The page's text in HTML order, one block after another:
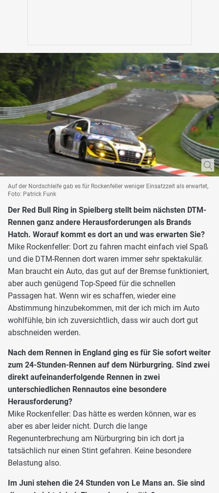
Auf der Nordschleife gab es für Rockenfeller weniger Einsatzzeit als erwartet,
Foto: Patrick Funk
Der Red Bull Ring in Spielberg stellt beim nächsten DTM-
Rennen ganz andere Herausforderungen als Brands
Hatch. Worauf kommt es dort an und was erwarten Sie?
Mike Rockenfeller: Dort zu fahren macht einfach viel Spaß
und die DTM-Rennen dort waren immer sehr spektakulär.
Man braucht ein Auto, das gut auf der Bremse funktioniert,
aber auch genügend Top-Speed für die schnellen
Passagen hat. Wenn wir es schaffen, wieder eine
Abstimmung hinzubekommen, mit der ich mich im Auto
wohlfühle, bin ich zuversichtlich, dass wir auch dort gut
abschneiden werden.
Nach dem Rennen in England ging es für Sie sofort weiter
zum 24-Stunden-Rennen auf dem Nürburgring. Sind zwei
direkt aufeinanderfolgende Rennen in zwei
unterschiedlichen Rennautos eine besondere
Herausforderung?
Mike Rockenfeller: Das hätte es werden können, war es
aber es aber leider nicht. Durch die lange
Regenunterbrechung am Nürburgring bin ich dort ja
tatsächlich nur einen Stint gefahren. Keine besondere
Belastung also.
Im Juni stehen die 24 Stunden von Le Mans an. Sie sind